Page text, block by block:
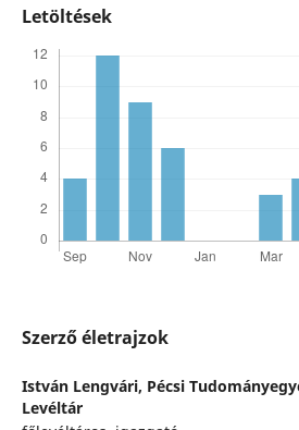
Letöltések
Szerző életrajzok
István Lengvári, Pécsi
Levéltár